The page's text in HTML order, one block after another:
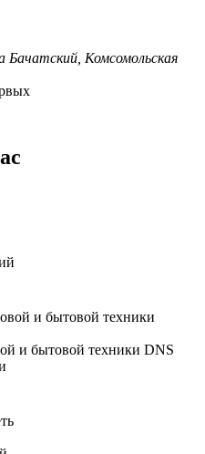
Бачатский, Комсомольская
и бытовой техники DNS